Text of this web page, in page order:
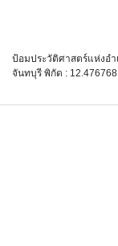
ป้อมประวัติศาสตร์แห่งอ
จันทบุรี พิกัด :